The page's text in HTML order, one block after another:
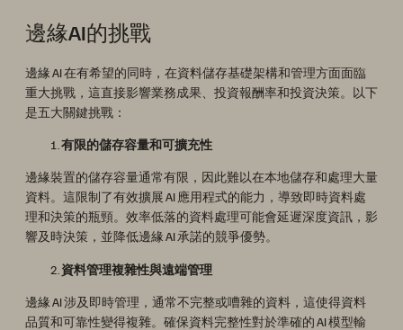
邊緣AI的挑戰
邊緣 AI 在有希望的同時，在資料儲存基礎架構和管理方面面臨
重大挑戰，這直接影響業務成果、投資報酬率和投資決策。以下
是五大關鍵挑戰：
有限的儲存容量和可擴充性
邊緣裝置的儲存容量通常有限，因此難以在本地儲存和處理大量
資料。這限制了有效擴展 AI 應用程式的能力，導致即時資料處
理和決策的瓶頸。效率低落的資料處理可能會延遲深度資訊，影
響及時決策，並降低邊緣 AI 承諾的競爭優勢。
資料管理複雜性與遠端管理
邊緣 AI 涉及即時管理，通常不完整或嘈雜的資料，這使得資料
品質和可靠性變得複雜。確保資料完整性對於準確的 AI 模型輸